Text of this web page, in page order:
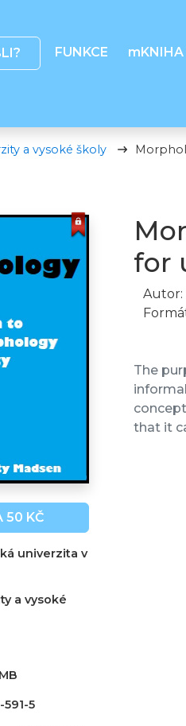
FUNKCE mKNIHA
a vysoké školy
50 KČ
univerzita v
a vysoké
5
for
Autor:
The
that it